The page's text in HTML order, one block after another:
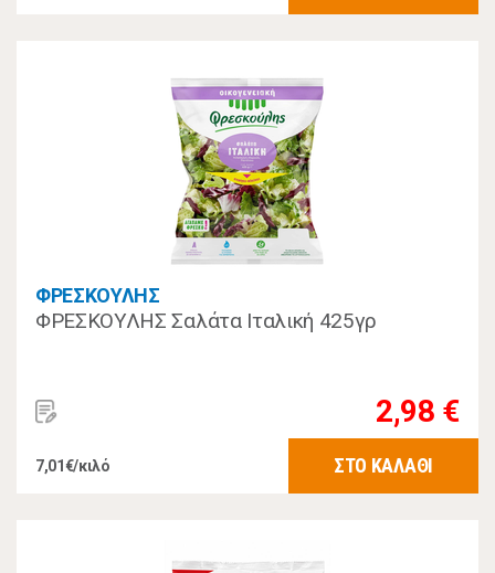
ΦΡΕΣΚΟΥΛΗΣ
ΦΡΕΣΚΟΥΛΗΣ Σαλάτα Ιταλική 425γρ
2,98 €
7,01€/κιλό ΣΤΟ ΚΑΛΑΘΙ